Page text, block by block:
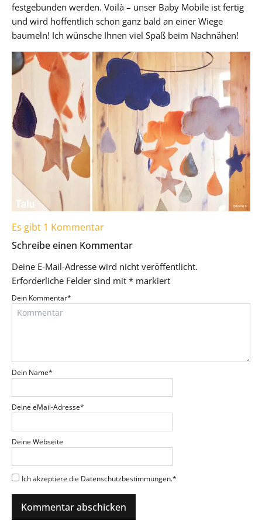
festgebunden werden. Voilà – unser Baby Mobile ist fertig
und wird hoffentlich schon ganz bald an einer Wiege
baumeln! Ich wünsche Ihnen viel Spaß beim Nachnähen!
Es gibt 1 Kommentar
Schreibe einen Kommentar
Deine E-Mail-Adresse wird nicht veröffentlicht.
Erforderliche Felder sind mit * markiert
Dein Kommentar*
Dein Name*
Deine eMail-Adresse*
Deine Webseite
Ich akzeptiere die Datenschutzbestimmungen.*